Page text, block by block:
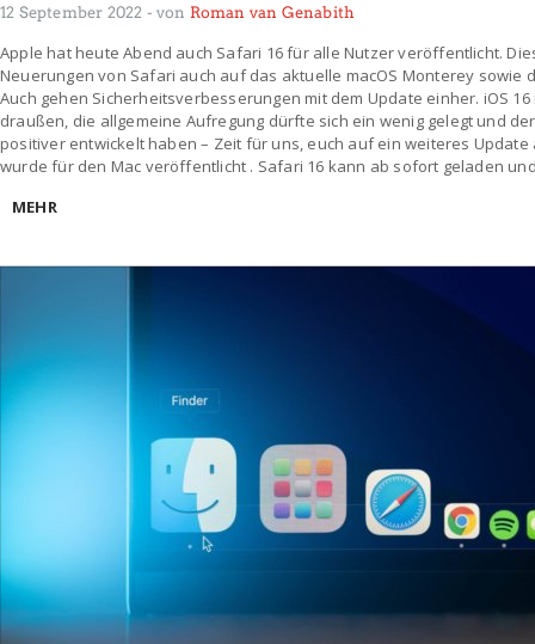
12 September 2022 - von Roman van Genabith
Apple hat heute Abend auch Safari 16 für alle Nutzer veröffentlicht.
Neuerungen von Safari auch auf das aktuelle macOS Monterey sowie
Auch gehen Sicherheitsverbesserungen mit dem Update einher. iOS
draußen, die allgemeine Aufregung dürfte sich ein wenig gelegt und
positiver entwickelt haben – Zeit für uns, euch auf ein weiteres Update
wurde für den Mac veröffentlicht . Safari 16 kann ab sofort geladen
MEHR